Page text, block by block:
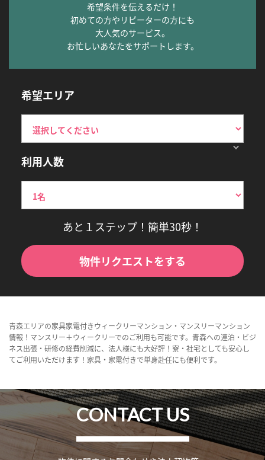
希望条件を伝えるだけ！
初めての方やリピーターの方にも
大人気のサービス。
お忙しいあなたをサポートします。
希望エリア
利用人数
あと１ステップ！簡単30秒！
物件リクエストをする
青森エリアの家具家電付きウィークリーマンション・マンスリーマンション
情報！マンスリー＋ウィークリーでのご利用も可能です。青森への連泊・ビジ
ネス出張・研修の経費削減に、法人様にも大好評！寮・社宅としても安心し
てご利用いただけます！家具・家電付きで単身赴任にも便利です。
CONTACT US